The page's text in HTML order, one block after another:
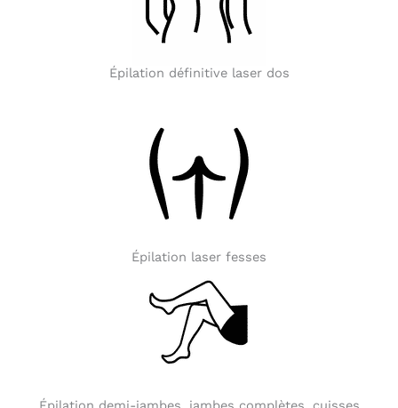
Épilation définitive laser dos
Épilation laser fesses